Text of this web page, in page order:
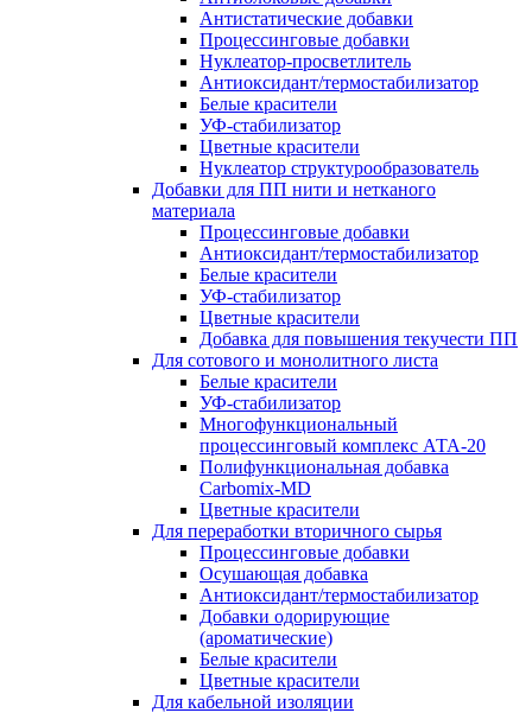
Антистатические добавки
Процессинговые добавки
Нуклеатор-просветлитель
Антиоксидант/термостабилизатор
Белые красители
УФ-стабилизатор
Цветные красители
Нуклеатор структурообразователь
Добавки для ПП нити и нетканого
материала
Процессинговые добавки
Антиоксидант/термостабилизатор
Белые красители
УФ-стабилизатор
Цветные красители
Добавка для повышения текучести ПП
Для сотового и монолитного листа
Белые красители
УФ-стабилизатор
Многофункциональный
процессинговый комплекс АТА-20
Полифункциональная добавка
Carbomix-MD
Цветные красители
Для переработки вторичного сырья
Процессинговые добавки
Осушающая добавка
Антиоксидант/термостабилизатор
Добавки одорирующие
(ароматические)
Белые красители
Цветные красители
Для кабельной изоляции